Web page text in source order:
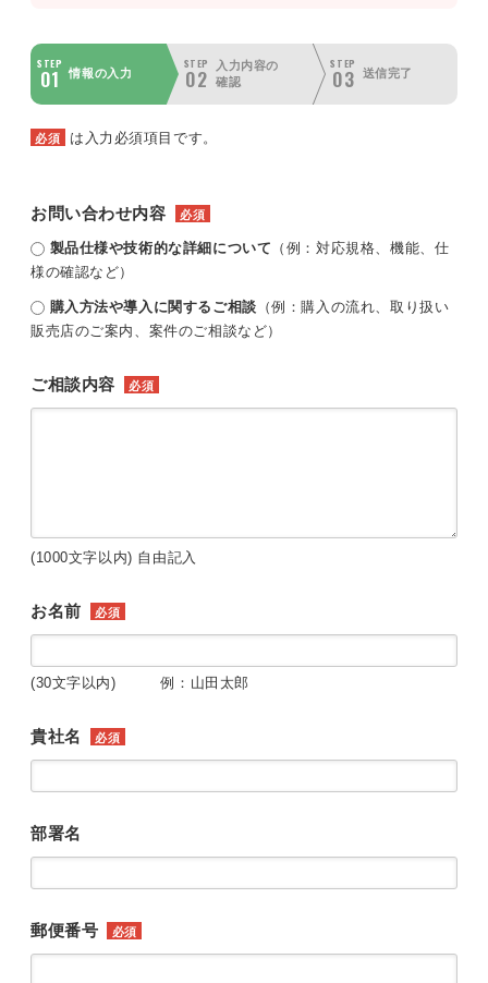
STEP
01 情報の入力
STEP
02
入力内容の
確認
STEP
03 送信完了
必須 は入力必須項目です。
お問い合わせ内容 必須
製品仕様や技術的な詳細について （例：対応規格、機能、仕
様の確認など）
購入方法や導入に関するご相談 （例：購入の流れ、取り扱い
販売店のご案内、案件のご相談など）
ご相談内容 必須
(1000文字以内) 自由記入
お名前 必須
(30文字以内) 例：山田太郎
貴社名 必須
部署名
郵便番号 必須